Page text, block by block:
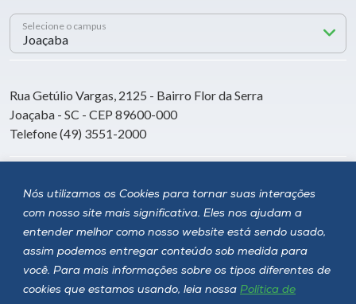
Nós utilizamos os Cookies para tornar suas interações
com nosso site mais significativa. Eles nos ajudam a
entender melhor como nosso website está sendo usado,
assim podemos entregar conteúdo sob medida para
você. Para mais informações sobre os tipos diferentes de
cookies que estamos usando, leia nossa Política de
Selecione o campus
Rua Getúlio Vargas, 2125 - Bairro Flor da Serra
Joaçaba - SC - CEP 89600-000
Telefone (49) 3551-2000
Siga a Unoesc